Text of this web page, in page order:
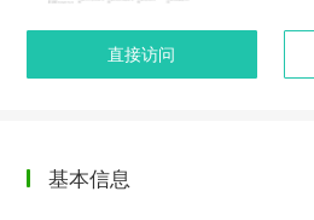
直接访问
基本信息